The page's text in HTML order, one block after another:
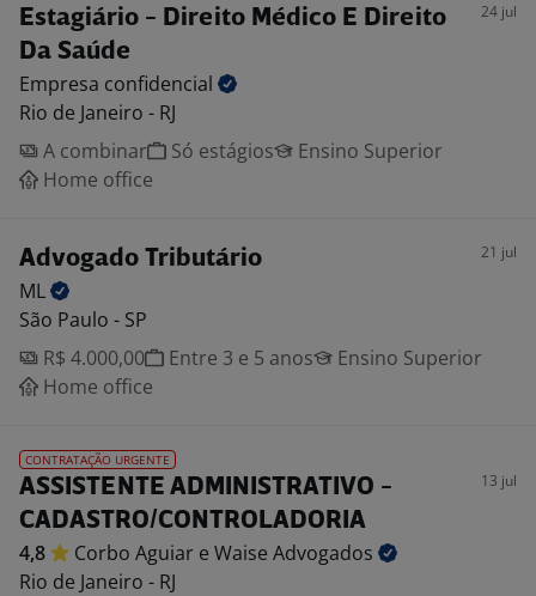
Estagiário - Direito Médico E Direito
Da Saúde
24 jul
Empresa confidencial
Rio de Janeiro - RJ
A combinar
Só estágios
Ensino Superior
Home office
Advogado Tributário 21 jul
ML
São Paulo - SP
R$ 4.000,00
Entre 3 e 5 anos
Ensino Superior
Home office
CONTRATAÇÃO URGENTE
ASSISTENTE ADMINISTRATIVO -
CADASTRO/CONTROLADORIA
13 jul
4,8 Corbo Aguiar e Waise Advogados
Rio de Janeiro - RJ